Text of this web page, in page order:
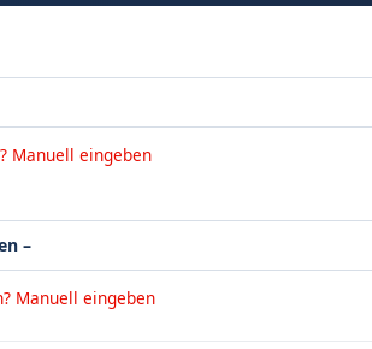
Manuell eingeben
Manuell eingeben